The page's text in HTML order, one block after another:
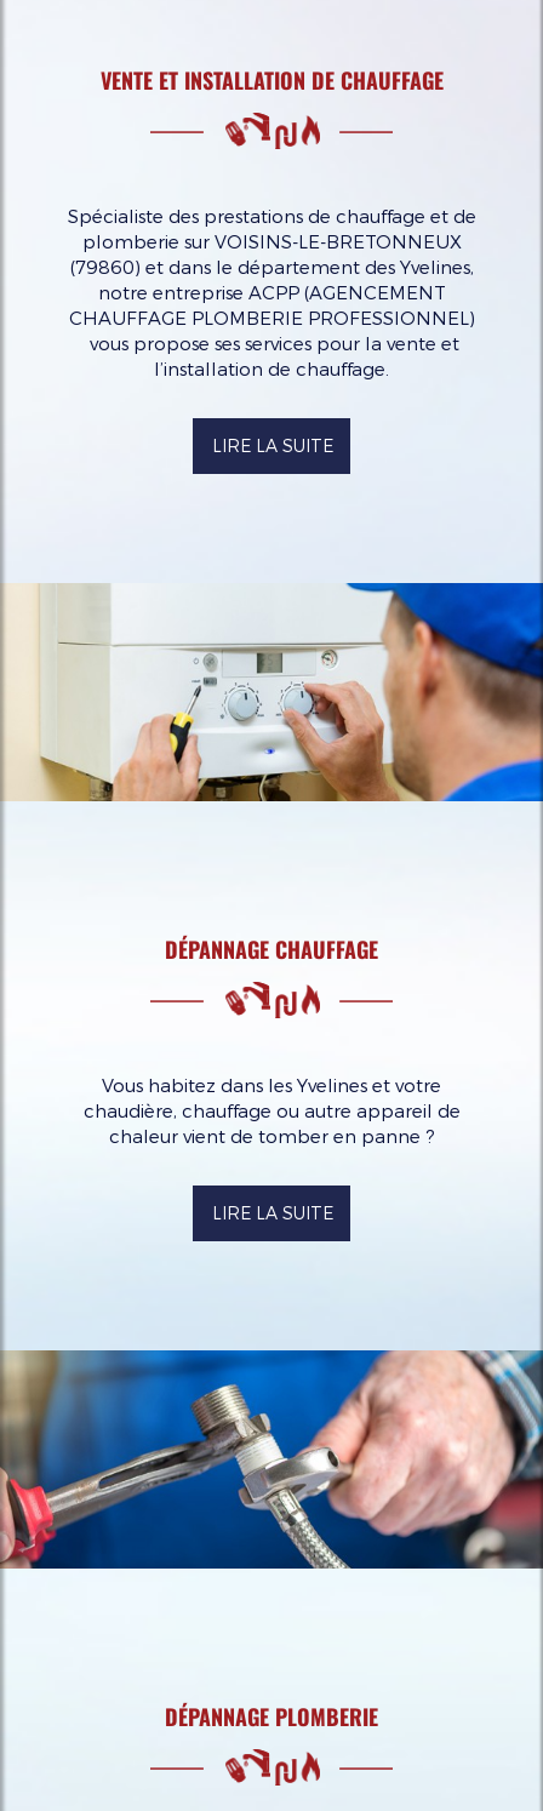
VENTE ET INSTALLATION DE CHAUFFAGE
Spécialiste des prestations de chauffage et de
plomberie sur VOISINS-LE-BRETONNEUX
(79860) et dans le département des Yvelines,
notre entreprise ACPP (AGENCEMENT
CHAUFFAGE PLOMBERIE PROFESSIONNEL)
vous propose ses services pour la vente et
l’installation de chauffage.
LIRE LA SUITE
DÉPANNAGE CHAUFFAGE
Vous habitez dans les Yvelines et votre
chaudière, chauffage ou autre appareil de
chaleur vient de tomber en panne ?
LIRE LA SUITE
DÉPANNAGE PLOMBERIE